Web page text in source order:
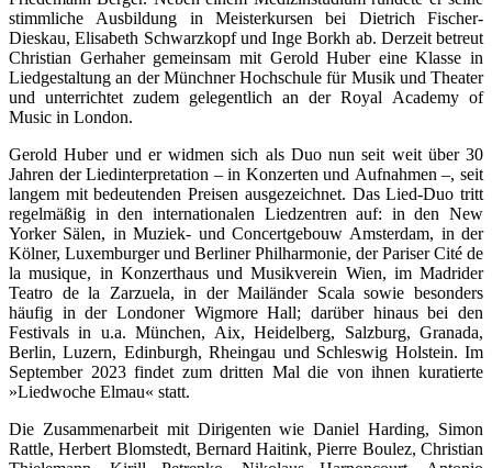
stimmliche Ausbildung in Meisterkursen bei Dietrich Fischer-
Dieskau, Elisabeth Schwarzkopf und Inge Borkh ab. Derzeit betreut
Christian Gerhaher gemeinsam mit Gerold Huber eine Klasse in
Liedgestaltung an der Münchner Hochschule für Musik und Theater
und unterrichtet zudem gelegentlich an der Royal Academy of
Music in London.
Gerold Huber und er widmen sich als Duo nun seit weit über 30
Jahren der Liedinterpretation – in Konzerten und Aufnahmen –, seit
langem mit bedeutenden Preisen ausgezeichnet. Das Lied-Duo tritt
regelmäßig in den internationalen Liedzentren auf: in den New
Yorker Sälen, in Muziek- und Concertgebouw Amsterdam, in der
Kölner, Luxemburger und Berliner Philharmonie, der Pariser Cité de
la musique, in Konzerthaus und Musikverein Wien, im Madrider
Teatro de la Zarzuela, in der Mailänder Scala sowie besonders
häufig in der Londoner Wigmore Hall; darüber hinaus bei den
Festivals in u.a. München, Aix, Heidelberg, Salzburg, Granada,
Berlin, Luzern, Edinburgh, Rheingau und Schleswig Holstein. Im
September 2023 findet zum dritten Mal die von ihnen kuratierte
»Liedwoche Elmau« statt.
Die Zusammenarbeit mit Dirigenten wie Daniel Harding, Simon
Rattle, Herbert Blomstedt, Bernard Haitink, Pierre Boulez, Christian